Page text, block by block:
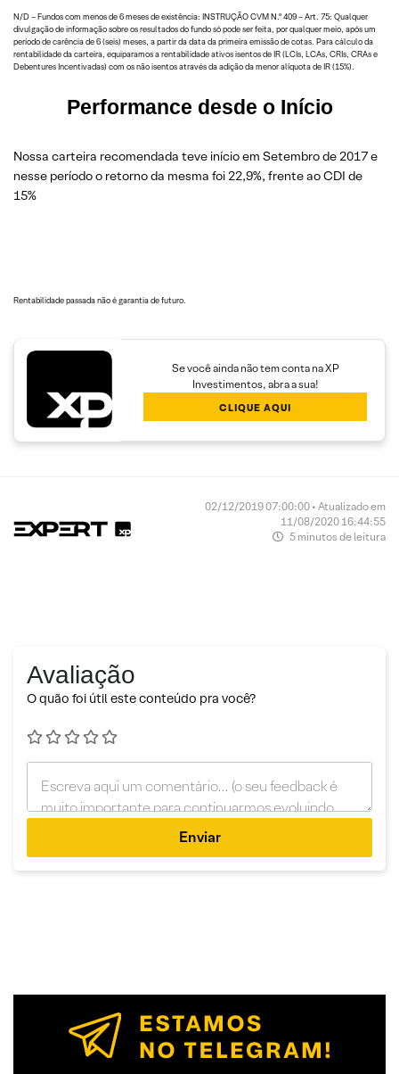
N/D – Fundos com menos de 6 meses de existência: INSTRUÇÃO CVM N.º 409 – Art. 75: Qualquer
divulgação de informação sobre os resultados do fundo só pode ser feita, por qualquer meio, após um
período de carência de 6 (seis) meses, a partir da data da primeira emissão de cotas. Para cálculo da
rentabilidade da carteira, equiparamos a rentabilidade ativos isentos de IR (LCIs, LCAs, CRIs, CRAs e
Debentures Incentivadas) com os não isentos através da adição da menor alíquota de IR (15%).
Performance desde o Início
Nossa carteira recomendada teve início em Setembro de 2017 e
nesse período o retorno da mesma foi 22,9%, frente ao CDI de
15%
Rentabilidade passada não é garantia de futuro.
Se você ainda não tem conta na XP
Investimentos, abra a sua!
CLIQUE AQUI
02/12/2019 07:00:00 • Atualizado em
11/08/2020 16:44:55
5 minutos de leitura
Avaliação
O quão foi útil este conteúdo pra você?
Enviar